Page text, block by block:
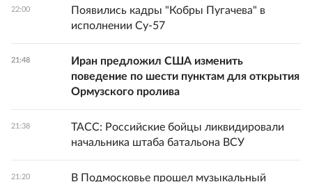
22:00
Появились кадры "Кобры Пугачева" в
исполнении Су-57
21:48
Иран предложил США изменить
поведение по шести пунктам для открытия
Ормузского пролива
21:38
ТАСС: Российские бойцы ликвидировали
начальника штаба батальона ВСУ
21:20
В Подмосковье прошел музыкальный